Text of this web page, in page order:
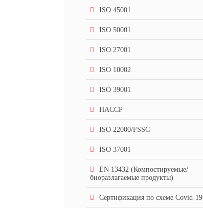
ISO 45001
ISO 50001
ISO 27001
ISO 10002
ISO 39001
HACCP
ISO 22000/FSSC
ISO 37001
EN 13432 (Компостируемые/
биоразлагаемые продукты)
Сертификация по схеме Covid-19